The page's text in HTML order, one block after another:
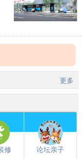
更多
修 论坛亲子